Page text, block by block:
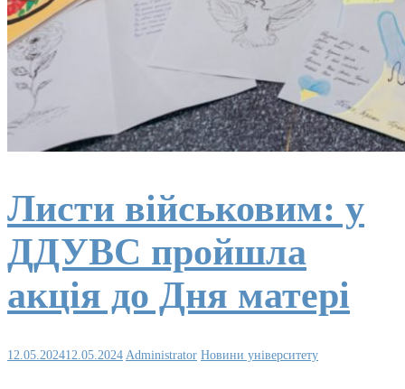
Листи військовим: у
ДДУВС пройшла
акція до Дня матері
12.05.202412.05.2024 Administrator Новини університету